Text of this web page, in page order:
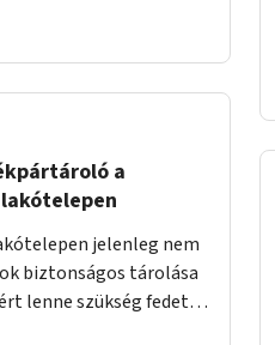
a
jelenleg nem
biztonságos tárolása
lenne szükség fedett,